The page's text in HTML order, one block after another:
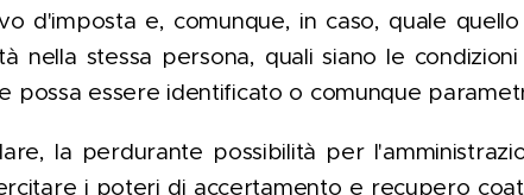
d'imposta e, comunque, in caso, quale
nella stessa persona, quali siano le
possa essere identificato o comunque
la perdurante possibilità per
i poteri di accertamento e recupero